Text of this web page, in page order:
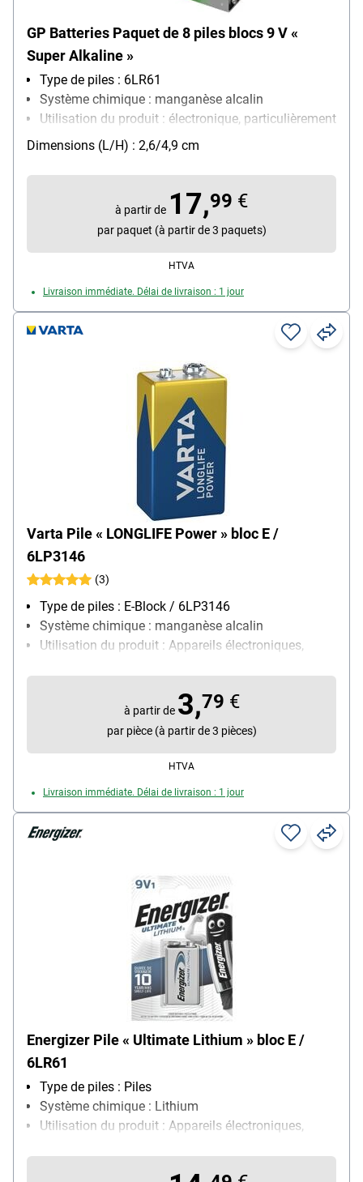
GP Batteries Paquet de 8 piles blocs 9 V «
Super Alkaline »
Type de piles : 6LR61
Système chimique : manganèse alcalin
Utilisation du produit : électronique, particulièrement
adapté aux lampes de poche / à l'éclairage LED /
aux horloges numériques / aux détecteurs de
mouvement / aux détecteurs de fumée
Contenu par paquet : 8 pièce(s)
Dimensions (L/H) : 2,6/4,9 cm
à partir de 17,99 €
par paquet (à partir de 3 paquets)
HTVA
Livraison immédiate. Délai de livraison : 1 jour
Varta Pile « LONGLIFE Power » bloc E /
6LP3146
(3)
Type de piles : E-Block / 6LP3146
Système chimique : manganèse alcalin
Utilisation du produit : Appareils électroniques,
Contenu par paquet : 1 pièce(s)
Avantages du produit (déclaration du fabricant) :
qualité supérieure, robuste et puissant
à partir de 3,79 €
par pièce (à partir de 3 pièces)
HTVA
Livraison immédiate. Délai de livraison : 1 jour
Energizer Pile « Ultimate Lithium » bloc E /
6LR61
Type de piles : Piles
Système chimique : Lithium
Utilisation du produit : Appareils électroniques,